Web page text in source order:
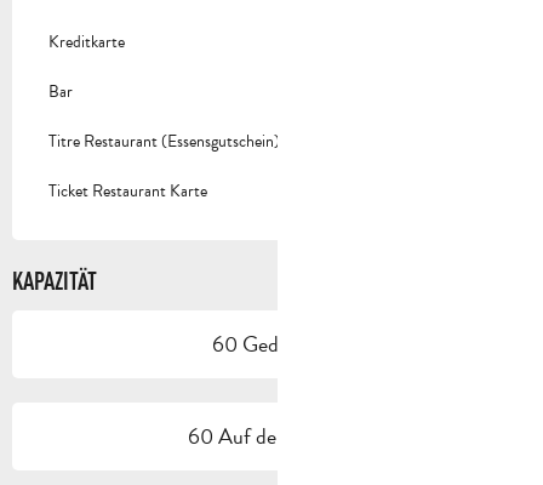
Kreditkarte
Bar
Titre Restaurant (Essensgutschein)
Ticket Restaurant Karte
KAPAZITÄT
60 Gedeck(e)
60 Auf der Terrasse